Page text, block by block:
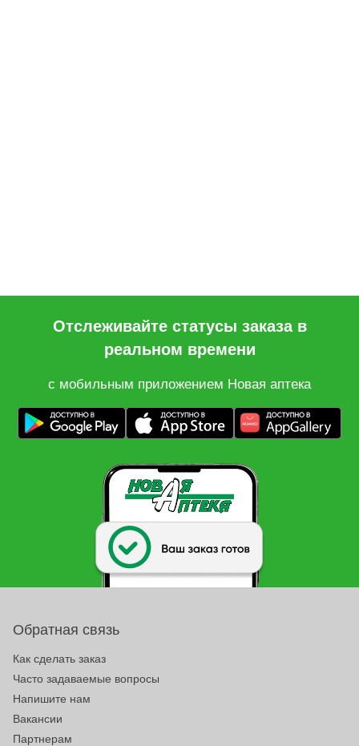
Отслеживайте статусы заказа в
реальном времени
с мобильным приложением Новая аптека
Обратная связь
Как сделать заказ
Часто задаваемые вопросы
Напишите нам
Вакансии
Партнерам